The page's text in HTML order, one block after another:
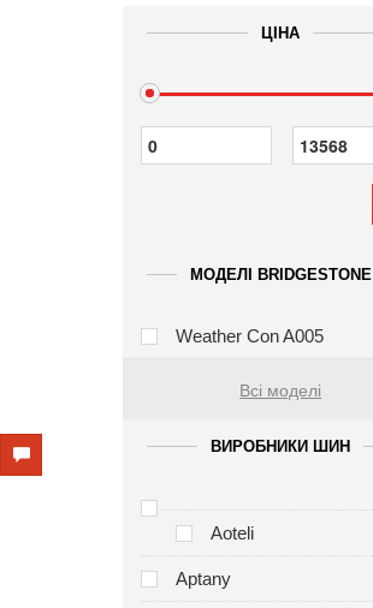
ЦІНА
МОДЕЛІ BRIDGESTONE
Weather Con A005
Всі моделі
ВИРОБНИКИ ШИН
Aoteli
Aptany